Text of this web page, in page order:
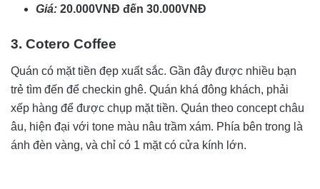
Giá: 20.000VNĐ đến 30.000VNĐ
3. Cotero Coffee
Quán có mặt tiền đẹp xuất sắc. Gần đây được nhiều bạn
trẻ tìm đến để checkin ghê. Quán khá đông khách, phải
xếp hàng để được chụp mặt tiền. Quán theo concept châu
âu, hiện đại với tone màu nâu trầm xám. Phía bên trong là
ánh đèn vàng, và chỉ có 1 mặt có cửa kính lớn.